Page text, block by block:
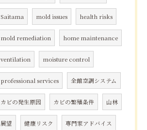
Saitama mold issues health risks
mold remediation home maintenance
ventilation moisture control
professional services 全館空調システム
カビの発生原因 カビの繁殖条件 山林
展望 健康リスク 専門家アドバイス